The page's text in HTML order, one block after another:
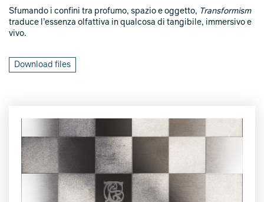
Sfumando i confini tra profumo, spazio e oggetto, Transformism
traduce l’essenza olfattiva in qualcosa di tangibile, immersivo e
vivo.
Download files